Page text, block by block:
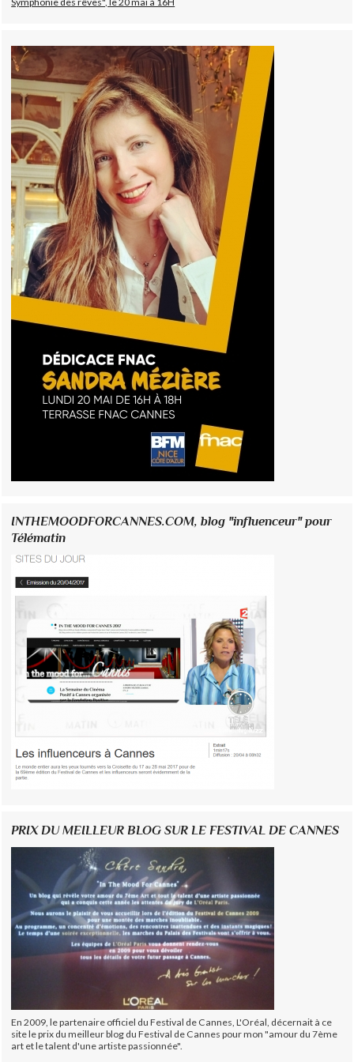
INTHEMOODFORCANNES.COM, blog "influenceur" pour
Télématin
PRIX DU MEILLEUR BLOG SUR LE FESTIVAL DE CANNES
En 2009, le partenaire officiel du Festival de Cannes, L'Oréal, décernait à ce
site le prix du meilleur blog du Festival de Cannes pour mon "amour du 7ème
art et le talent d'une artiste passionnée".